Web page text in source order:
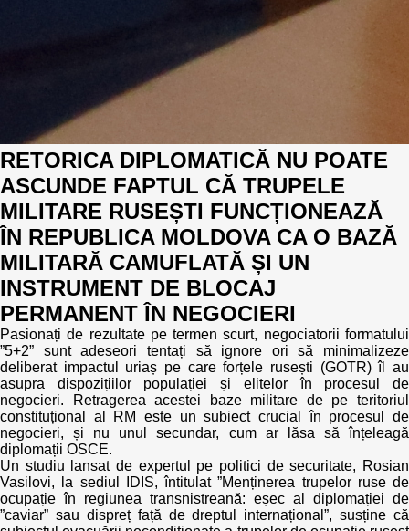
RETORICA DIPLOMATICĂ NU POATE
ASCUNDE FAPTUL CĂ TRUPELE
MILITARE RUSEȘTI FUNCȚIONEAZĂ
ÎN REPUBLICA MOLDOVA CA O BAZĂ
MILITARĂ CAMUFLATĂ ȘI UN
INSTRUMENT DE BLOCAJ
PERMANENT ÎN NEGOCIERI
Pasionați de rezultate pe termen scurt, negociatorii formatului
”5+2” sunt adeseori tentați să ignore ori să minimalizeze
deliberat impactul uriaș pe care forțele rusești (GOTR) îl au
asupra dispozițiilor populației și elitelor în procesul de
negocieri. Retragerea acestei baze militare de pe teritoriul
constituțional al RM este un subiect crucial în procesul de
negocieri, și nu unul secundar, cum ar lăsa să înțeleagă
diplomații OSCE.
Un studiu lansat de expertul pe politici de securitate, Rosian
Vasilovi, la sediul IDIS, întitulat ”Menținerea trupelor ruse de
ocupație în regiunea transnistreană: eșec al diplomației de
”caviar” sau dispreț față de dreptul internațional”, susține că